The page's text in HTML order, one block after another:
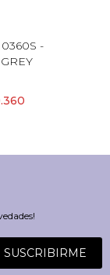
-
SUSCRIBIRME